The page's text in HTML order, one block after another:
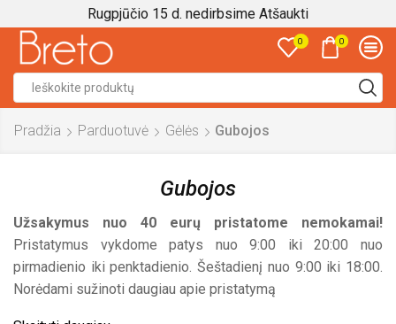
Rugpjūčio 15 d. nedirbsime Atšaukti
0 0
Pradžia Parduotuvė Gėlės Gubojos
Gubojos
Užsakymus nuo 40 eurų pristatome nemokamai!
Pristatymus vykdome patys nuo 9:00 iki 20:00 nuo
pirmadienio iki penktadienio. Šeštadienį nuo 9:00 iki 18:00.
Norėdami sužinoti daugiau apie pristatymą